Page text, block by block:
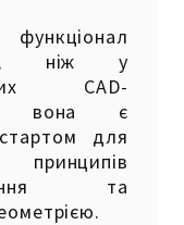
ніж у
CAD-
вона є
для
принципів
та